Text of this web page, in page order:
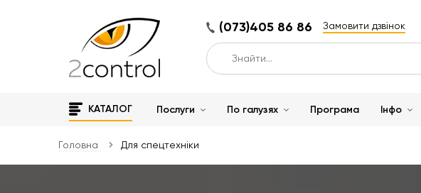
(073)405 86 86 Замовити дзвінок
КАТАЛОГ Послуги По галузях Програма Інфо
Головна Для спецтехніки